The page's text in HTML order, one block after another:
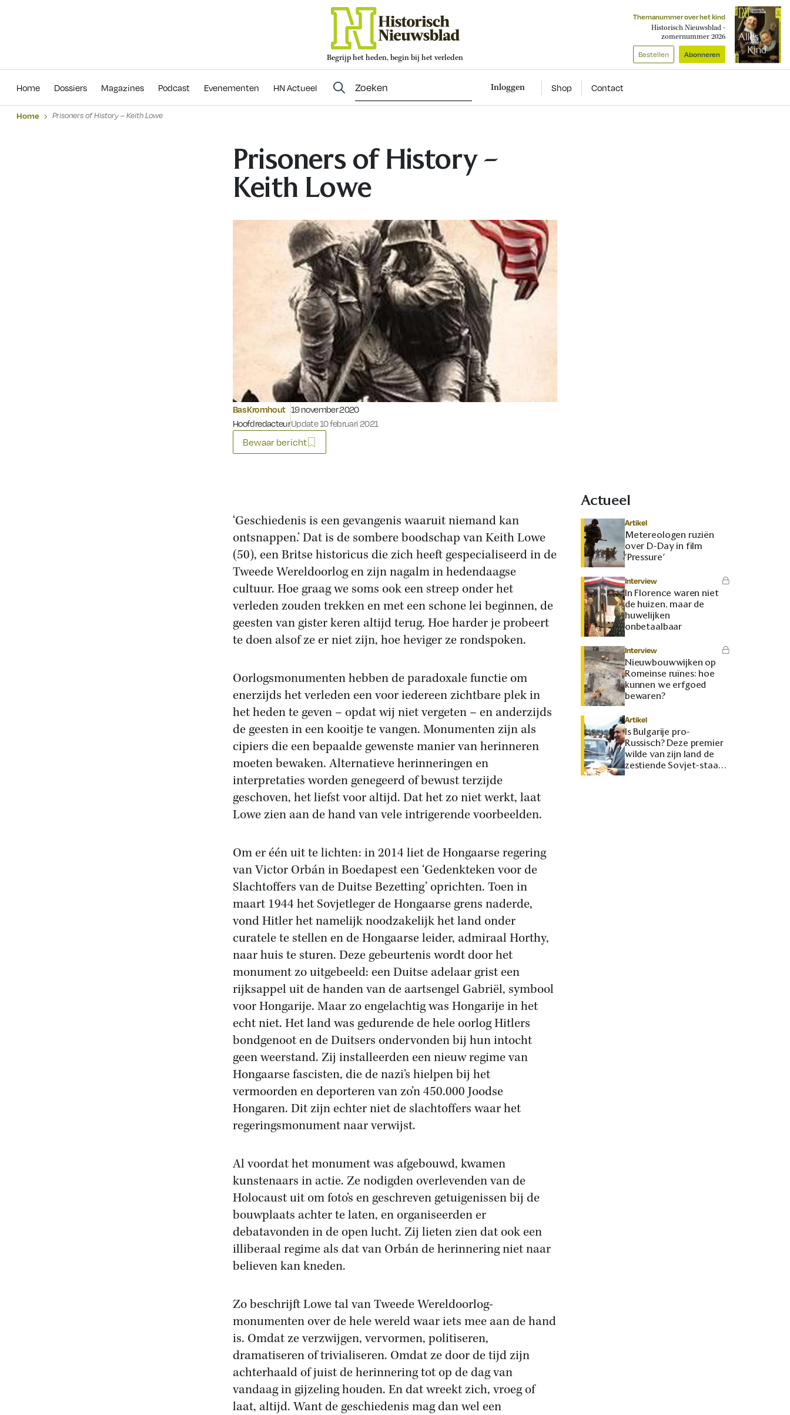
Begrijp het heden, begin bij het verleden
Themanummer over het kind
Historisch Nieuwsblad -
zomernummer 2026
Bestellen Abonneren
Home Dossiers Magazines Podcast Evenementen HN Actueel Inloggen Shop Contact
Evenementen
Home Prisoners of History – Keith Lowe
Prisoners of History –
Keith Lowe
Bas Kromhout
Hoofdredacteur
Gepubliceerd op:
19 november 2020
Update 10 februari 2021
Bewaar bericht
‘Geschiedenis is een gevangenis waaruit niemand kan
ontsnappen.’ Dat is de sombere boodschap van Keith Lowe
(50), een Britse historicus die zich heeft gespecialiseerd in de
Tweede Wereldoorlog en zijn nagalm in hedendaagse
cultuur. Hoe graag we soms ook een streep onder het
verleden zouden trekken en met een schone lei beginnen, de
geesten van gister keren altijd terug. Hoe harder je probeert
te doen alsof ze er niet zijn, hoe heviger ze rondspoken.
Oorlogsmonumenten hebben de paradoxale functie om
enerzijds het verleden een voor iedereen zichtbare plek in
het heden te geven – opdat wij niet vergeten – en anderzijds
de geesten in een kooitje te vangen. Monumenten zijn als
cipiers die een bepaalde gewenste manier van herinneren
moeten bewaken. Alternatieve herinneringen en
interpretaties worden genegeerd of bewust terzijde
geschoven, het liefst voor altijd. Dat het zo niet werkt, laat
Lowe zien aan de hand van vele intrigerende voorbeelden.
Om er één uit te lichten: in 2014 liet de Hongaarse regering
van Victor Orbán in Boedapest een ‘Gedenkteken voor de
Slachtoffers van de Duitse Bezetting’ oprichten. Toen in
maart 1944 het Sovjetleger de Hongaarse grens naderde,
vond Hitler het namelijk noodzakelijk het land onder
curatele te stellen en de Hongaarse leider, admiraal Horthy,
naar huis te sturen. Deze gebeurtenis wordt door het
monument zo uitgebeeld: een Duitse adelaar grist een
rijksappel uit de handen van de aartsengel Gabriël, symbool
voor Hongarije. Maar zo engelachtig was Hongarije in het
echt niet. Het land was gedurende de hele oorlog Hitlers
bondgenoot en de Duitsers ondervonden bij hun intocht
geen weerstand. Zij installeerden een nieuw regime van
Hongaarse fascisten, die de nazi’s hielpen bij het
vermoorden en deporteren van zo’n 450.000 Joodse
Hongaren. Dit zijn echter niet de slachtoffers waar het
regeringsmonument naar verwijst.
Al voordat het monument was afgebouwd, kwamen
kunstenaars in actie. Ze nodigden overlevenden van de
Holocaust uit om foto’s en geschreven getuigenissen bij de
bouwplaats achter te laten, en organiseerden er
debatavonden in de open lucht. Zij lieten zien dat ook een
illiberaal regime als dat van Orbán de herinnering niet naar
believen kan kneden.
Zo beschrijft Lowe tal van Tweede Wereldoorlog-
monumenten over de hele wereld waar iets mee aan de hand
is. Omdat ze verzwijgen, vervormen, politiseren,
dramatiseren of trivialiseren. Omdat ze door de tijd zijn
achterhaald of juist de herinnering tot op de dag van
vandaag in gijzeling houden. En dat wreekt zich, vroeg of
laat, altijd. Want de geschiedenis mag dan wel een
Actueel
Artikel
Metereologen ruziën
over D-Day in film
‘Pressure’
Interview
In Florence waren niet
de huizen, maar de
huwelijken
onbetaalbaar
Interview
Nieuwbouwwijken op
Romeinse ruïnes: hoe
kunnen we erfgoed
bewaren?
Artikel
Is Bulgarije pro-
Russisch? Deze premier
wilde van zijn land de
zestiende Sovjet-staat
maken